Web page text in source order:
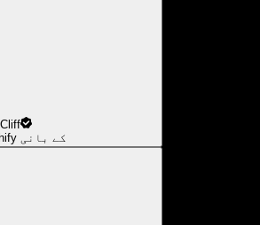
Cliff
Speechify کے بانی